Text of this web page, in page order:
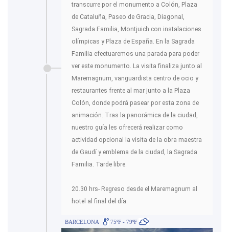
transcurre por el monumento a Colón, Plaza
de Cataluña, Paseo de Gracia, Diagonal,
Sagrada Familia, Montjuich con instalaciones
olímpicas y Plaza de España. En la Sagrada
Familia efectuaremos una parada para poder
ver este monumento. La visita finaliza junto al
Maremagnum, vanguardista centro de ocio y
restaurantes frente al mar junto a la Plaza
Colón, donde podrá pasear por esta zona de
animación. Tras la panorámica de la ciudad,
nuestro guía les ofrecerá realizar como
actividad opcional la visita de la obra maestra
de Gaudí y emblema de la ciudad, la Sagrada
Familia. Tarde libre.
20.30 hrs- Regreso desde el Maremagnum al
hotel al final del día.
BARCELONA 75ºF - 79ºF